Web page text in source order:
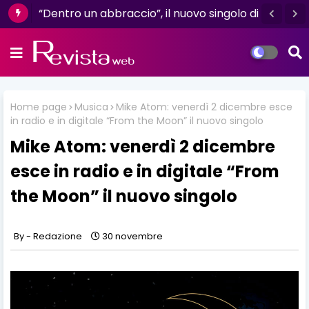
“Dentro un abbraccio”, il nuovo singolo di
"L'amore non il sangue": un racconto di
Luisa D'Amico
Home page Musica
Mike Atom: venerdì 2 dicembre esce
in radio e in digitale “From the Moon” il nuovo singolo
Mike Atom: venerdì 2 dicembre
esce in radio e in digitale “From
the Moon” il nuovo singolo
Redazione 30 novembre